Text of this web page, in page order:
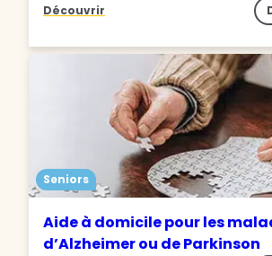
Découvrir
Seniors
Aide à domicile pour les
d’Alzheimer ou de Parkinson